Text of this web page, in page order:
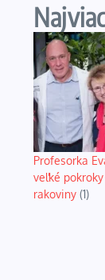
Profesorka
veľké
rakoviny (1)